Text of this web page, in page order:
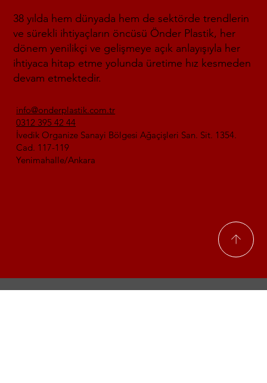
38 yılda hem dünyada hem de sektörde trendlerin
ve sürekli ihtiyaçların öncüsü Önder Plastik, her
dönem yenilikçi ve gelişmeye açık anlayışıyla her
ihtiyaca hitap etme yolunda üretime hız kesmeden
devam etmektedir.
info@onderplastik.com.tr
0312 395 42 44
İvedik Organize Sanayi Bölgesi Ağaçişleri San. Sit. 1354.
Cad. 117-119
Yenimahalle/Ankara